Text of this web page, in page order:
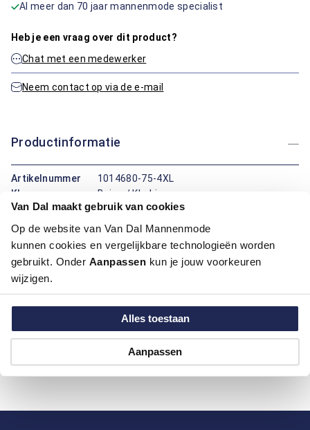
Van Dal maakt gebruik van cookies
Op de website van Van Dal Mannenmode
kunnen cookies en vergelijkbare technologieën worden
gebruikt. Onder Aanpassen kun je jouw voorkeuren
wijzigen.
Alles toestaan
Aanpassen
Al meer dan 70 jaar mannenmode specialist
Heb je een vraag over dit product?
Chat met een medewerker
Neem contact op via de e-mail
Productinformatie
Artikelnummer
1014680-75-4XL
Kleur:
Beige / Khaki
Maatinformatie
Over Bartlett
Hoe kan ik betalen?